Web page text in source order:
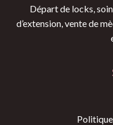
Départ de locks,
d’extension, vente de